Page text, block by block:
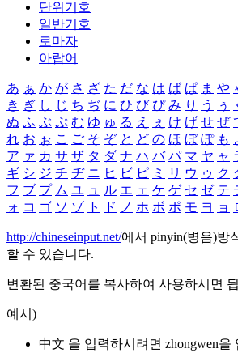
단위기호
일반기호
로마자
아랍어
あ ぁ か が さ ざ た だ な は ば ぱ ま や
き ぎ し じ ち ぢ に ひ び ぴ み り う ぅ
ぬ ふ ぶ ぷ む ゆ ゅ る え ぇ け げ せ ぜ
れ お ぉ こ ご そ ぞ と ど の ほ ぼ ぽ も
ア ァ カ サ ザ タ ダ ナ ハ バ パ マ ヤ ャ
ギ シ ジ チ ヂ ニ ヒ ビ ピ ミ リ ウ ゥ ク
フ ブ プ ム ユ ュ ル エ ェ ケ ゲ セ ゼ テ
ォ コ ゴ ソ ゾ ト ド ノ ホ ボ ポ モ ヨ ョ
http://chineseinput.net/에서 pinyin(병음)방
할 수 있습니다.
변환된 중국어를 복사하여 사용하시면
예시)
中文 을 입력하시려면 zhongwen을